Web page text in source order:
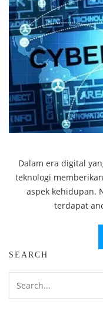
Dalam era digital
teknologi
aspek kehidupan.
terdapat
SEARCH